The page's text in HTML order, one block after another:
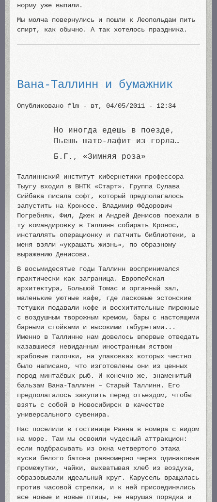
норму уже выпили.
Мы молча повернулись и пошли к Леопольдам пить
спирт, как обычно. А так хотелось праздника.
Вана-Таллинн и бумажник
Опубликовано flm - вт, 04/05/2011 - 12:34
Но иногда едешь в поезде,
Пьешь шато-лафит из горла…
Б.Г., «Зимняя роза»
Таллиннский институт кибернетики профессора
Тыугу входил в ВНТК «Старт». Группа Сулава
Сийбака писала софт, который предполагалось
запустить на Кроносе. Владимир Фёдорович
Погребняк, Фил, Джек и Андрей Денисов поехали в
ту командировку в Таллинн собирать Кронос,
инсталлять операционку и патчить библиотеки, а
меня взяли «украшать жизнь», по образному
выражению Денисова.
В восьмидесятые годы Таллинн воспринимался
практически как заграница. Европейская
архитектура, Большой Томас и органный зал,
маленькие уютные кафе, где ласковые эстонские
тетушки подавали кофе и восхитительные пирожные
с воздушным творожным кремом, бары с настоящими
барными стойками и высокими табуретами...
Именно в Таллинне нам довелось впервые отведать
казавшиеся невиданным иностранным яством
крабовые палочки, на упаковках которых честно
было написано, что изготовлены они из ценных
пород минтаёвых рыб. И конечно же, знаменитый
бальзам Вана-Таллинн – Старый Таллинн. Его
предполагалось закупить перед отъездом, чтобы
взять с собой в Новосибирск в качестве
универсального сувенира.
Нас поселили в гостинице Ранна в номера с видом
на море. Там мы освоили чудесный аттракцион:
если подбрасывать из окна четвертого этажа
куски белого батона равномерно через одинаковые
промежутки, чайки, выхватывая хлеб из воздуха,
образовывали идеальный круг. Карусель вращалась
против часовой стрелки, и к ней присоединялись
все новые и новые птицы, не нарушая порядка и